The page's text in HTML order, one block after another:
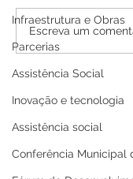
Infraestrutura e Obras
Parcerias
Assistência Social
Inovação e tecnologia
Assistência social
Conferência Municipal
Prefeitura de
leva Saúde
Comunidade
em Brasiléia
centenas de
população
Escreva um